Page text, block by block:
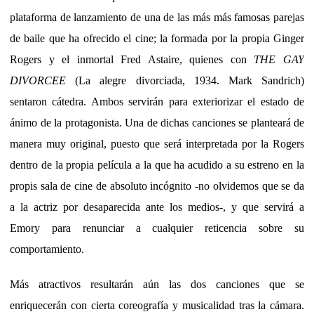
plataforma de lanzamiento de una de las más más famosas parejas
de baile que ha ofrecido el cine; la formada por la propia Ginger
Rogers y el inmortal Fred Astaire, quienes con THE GAY
DIVORCEE (La alegre divorciada, 1934. Mark Sandrich)
sentaron cátedra. Ambos servirán para exteriorizar el estado de
ánimo de la protagonista. Una de dichas canciones se planteará de
manera muy original, puesto que será interpretada por la Rogers
dentro de la propia película a la que ha acudido a su estreno en la
propis sala de cine de absoluto incógnito -no olvidemos que se da
a la actriz por desaparecida ante los medios-, y que servirá a
Emory para renunciar a cualquier reticencia sobre su
comportamiento.
Más atractivos resultarán aún las dos canciones que se
enriquecerán con cierta coreografía y musicalidad tras la cámara.